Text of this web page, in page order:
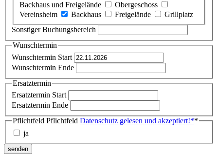
Backhaus und Freigelände
Obergeschoss
Vereinsheim
Backhaus Freigelände
Grillplatz
Sonstiger Buchungsbereich
Wunschtermin
Wunschtermin Start
Wunschtermin Ende
Ersatztermin
Ersatztermin Start
Ersatztermin Ende
Pflichtfeld Pflichtfeld Datenschutz gelesen und akzeptiert!**
ja
senden